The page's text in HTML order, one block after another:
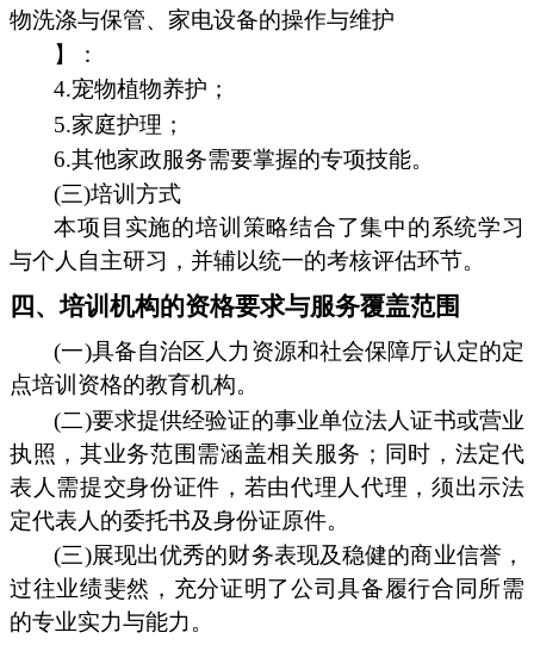
物洗涤与保管、家电设备的操作与维护
】：
4.宠物植物养护；
5.家庭护理；
6.其他家政服务需要掌握的专项技能。
(三)培训方式
本项目实施的培训策略结合了集中的系统学习
与个人自主研习，并辅以统一的考核评估环节。
四、培训机构的资格要求与服务覆盖范围
(一)具备自治区人力资源和社会保障厅认定的定
点培训资格的教育机构。
(二)要求提供经验证的事业单位法人证书或营业
执照，其业务范围需涵盖相关服务；同时，法定代
表人需提交身份证件，若由代理人代理，须出示法
定代表人的委托书及身份证原件。
(三)展现出优秀的财务表现及稳健的商业信誉，
过往业绩斐然，充分证明了公司具备履行合同所需
的专业实力与能力。